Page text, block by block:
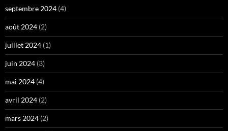
septembre 2024 (4)
août 2024 (2)
juillet 2024 (1)
juin 2024 (3)
mai 2024 (4)
avril 2024 (2)
mars 2024 (2)